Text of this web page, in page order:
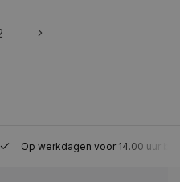
Op werkdagen voor 14.00 uur
Cloudflare Inc.
.webshopapp.com
29